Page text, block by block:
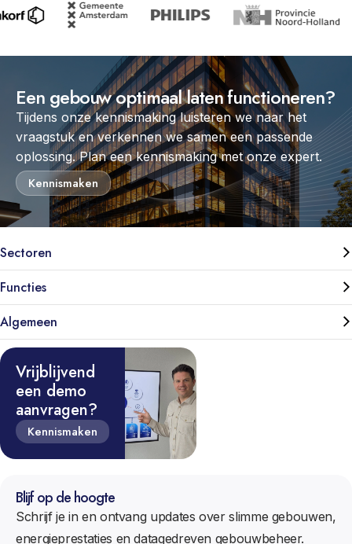
Een gebouw optimaal laten functioneren?
Tijdens onze kennismaking luisteren we naar het
vraagstuk en verkennen we samen een passende
oplossing. Plan een kennismaking met onze expert.
Kennismaken
Sectoren
Functies
Algemeen
Vrijblijvend
een demo
aanvragen?
Kennismaken
Blijf op de hoogte
Schrijf je in en ontvang updates over slimme gebouwen,
energieprestaties en datagedreven gebouwbeheer.